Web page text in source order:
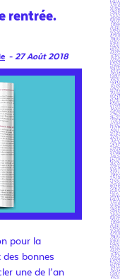
rentrée.
- 27 Août 2018
pour la
des bonnes
une de l’an